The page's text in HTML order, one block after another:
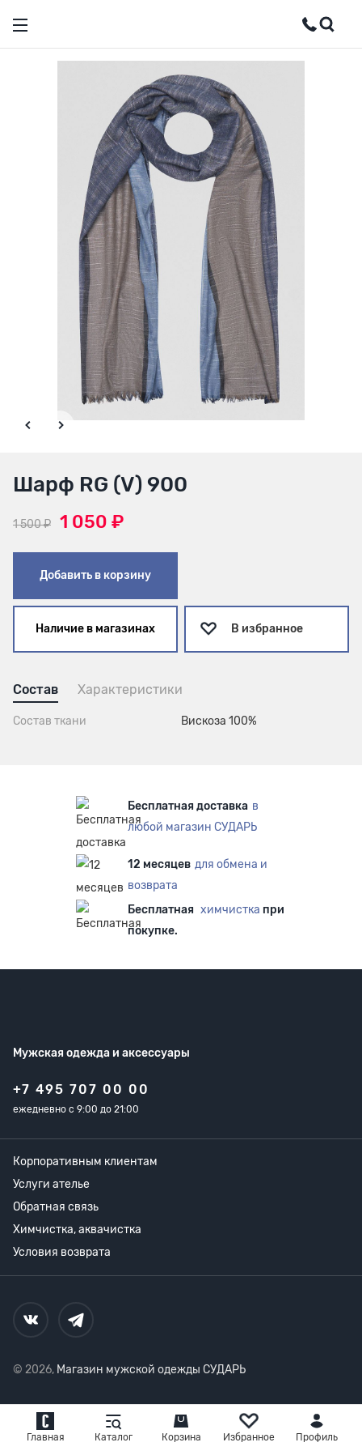
Главная Каталог Корзина Избранное Профиль
Шарф RG (V) 900
1 500 ₽ 1 050 ₽
Добавить в корзину
Наличие в магазинах В избранное
Состав Характеристики
Состав ткани Вискоза 100%
Бесплатная доставка в
любой магазин СУДАРЬ
12 месяцев для обмена и
возврата
Бесплатная химчистка при
покупке.
Мужская одежда и аксессуары
+7 495 707 00 00
ежедневно с 9:00 до 21:00
Корпоративным клиентам
Услуги ателье
Обратная связь
Химчистка, аквачистка
Условия возврата
© 2026, Магазин мужской одежды СУДАРЬ